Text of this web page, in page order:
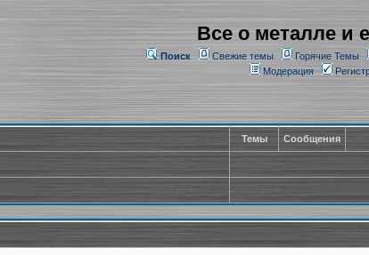
Все о металле и
Поиск Свежие темы Горячие Темы
Модерация
Темы Сообщения